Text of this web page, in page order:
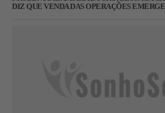
DIZ QUE VENDA DAS OPERAÇÕES